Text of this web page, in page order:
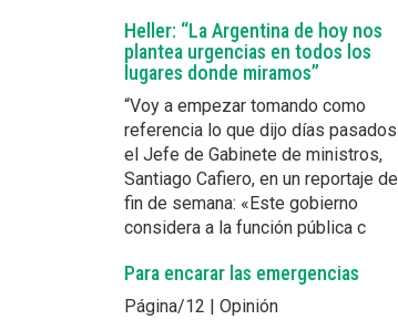
Heller: “La Argentina de hoy nos
plantea urgencias en todos los
lugares donde miramos”
“Voy a empezar tomando como
referencia lo que dijo días pasados
el Jefe de Gabinete de ministros,
Santiago Cafiero, en un reportaje de
fin de semana: «Este gobierno
considera a la función pública c
Para encarar las emergencias
Página/12 | Opinión